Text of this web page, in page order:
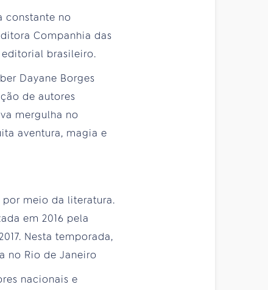
constante no
Companhia das
brasileiro.
Dayane Borges
de autores
mergulha no
aventura, magia e
por meio da literatura.
em 2016 pela
Nesta temporada,
no Rio de Janeiro
nacionais e